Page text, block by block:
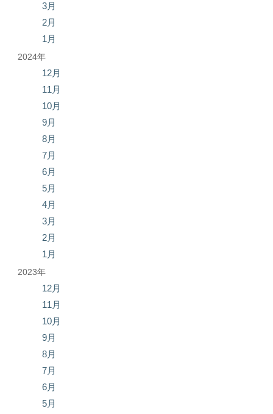
3月
2月
1月
2024年
12月
11月
10月
9月
8月
7月
6月
5月
4月
3月
2月
1月
2023年
12月
11月
10月
9月
8月
7月
6月
5月